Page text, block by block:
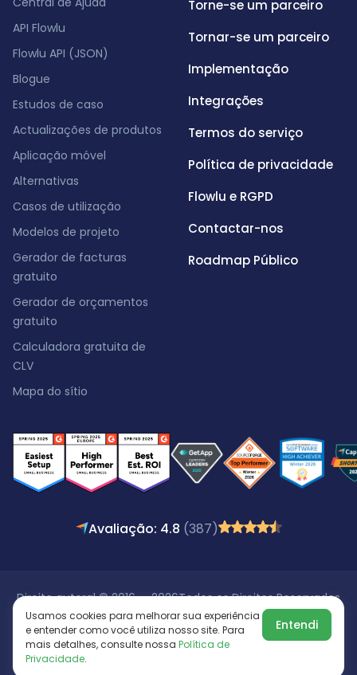
API Flowlu
Flowlu API (JSON)
Blogue
Estudos de caso
Actualizações de produtos
Aplicação móvel
Alternativas
Casos de utilização
Modelos de projeto
Gerador de facturas
gratuito
Gerador de orçamentos
gratuito
Calculadora gratuita de
CLV
Mapa do sítio
Torne-se um parceiro
Tornar-se um parceiro
Implementação
Integrações
Termos do serviço
Política de privacidade
Flowlu e RGPD
Contactar-nos
Roadmap Público
Avaliação: 4.8 (387)
Direito autoral © 2016 - 2026Todos os Direitos Reservados
Usamos cookies para melhorar sua experiência
e entender como você utiliza nosso site. Para
mais detalhes, consulte nossa Política de
Privacidade.
Entendi